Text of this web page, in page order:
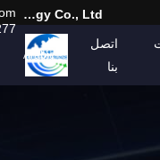
Beijing Guangtian Runze Technology Co., Ltd.
اتصل
بنا
Arabic